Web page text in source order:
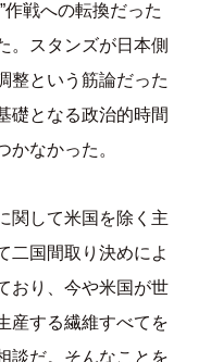
作戦への転換だった
。スタンズが日本側
整という筋論だった
礎となる政治的時間
かなかった。
関して米国を除く主
二国間取り決めによ
おり、今や米国が世
産する繊維すべてを
談だ。そんなことを